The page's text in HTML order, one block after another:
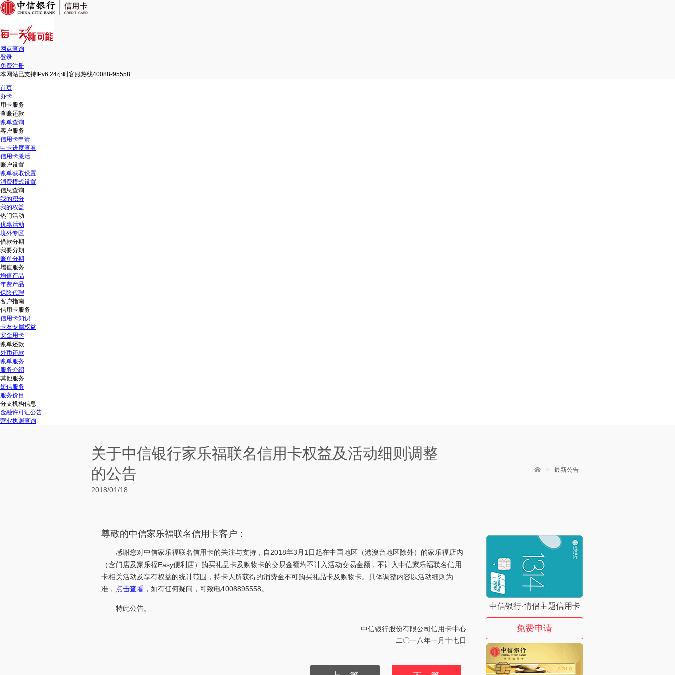
网点查询
登录
免费注册
本网站已支持IPv6 24小时客服热线40088-95558
首页
办卡
用卡服务
查账还款
账单查询
客户服务
信用卡申请
申卡进度查看
信用卡激活
账户设置
账单获取设置
消费模式设置
信息查询
我的积分
我的权益
热门活动
优惠活动
境外专区
借款分期
我要分期
账单分期
增值服务
增值产品
年费产品
保险代理
客户指南
信用卡服务
信用卡知识
卡友专属权益
安全用卡
账单还款
外币还款
账单服务
服务介绍
其他服务
短信服务
服务价目
分支机构信息
金融许可证公告
营业执照查询
关于中信银行家乐福联名信用卡权益及活动细则调整
的公告
2018/01/18
> 最新公告
尊敬的中信家乐福联名信用卡客户：
感谢您对中信家乐福联名信用卡的关注与支持，自2018年3月1日起在中国地区（港澳台地区除外）的家乐福店内
（含门店及家乐福Easy便利店）购买礼品卡及购物卡的交易金额均不计入活动交易金额，不计入中信家乐福联名信用
卡相关活动及享有权益的统计范围，持卡人所获得的消费金不可购买礼品卡及购物卡。具体调整内容以活动细则为
准， 点击查看 ，如有任何疑问，可致电4008895558。
特此公告。
中信银行股份有限公司信用卡中心
二〇一八年一月十七日
中信银行·情侣主题信用卡
免费申请